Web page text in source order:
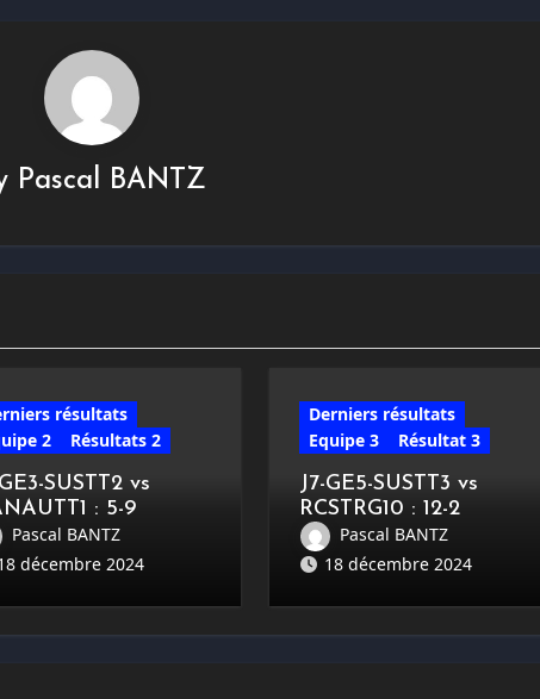
Pascal BANTZ
résultats
2
Résultats 2
SUSTT2 vs
: 5-9
Pascal BANTZ
décembre 2024
Derniers résultats
Equipe 3
Résultat 3
J7-GE5-SUSTT3 vs
RCSTRG10 : 12-2
Pascal BANTZ
18 décembre 2024